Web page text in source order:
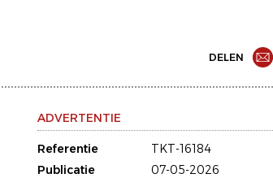
DELEN
ADVERTENTIE
Referentie
TKT-16184
Publicatie
07-05-2026